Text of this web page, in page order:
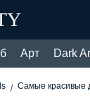
Арт Dark
Самые красивые